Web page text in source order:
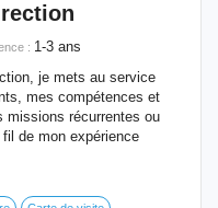
: 1-3 ans
je mets au service
mes compétences et
missions récurrentes ou
de mon expérience